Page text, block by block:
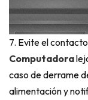
7. Evite el
Computadora
caso de derrame
alimentación y